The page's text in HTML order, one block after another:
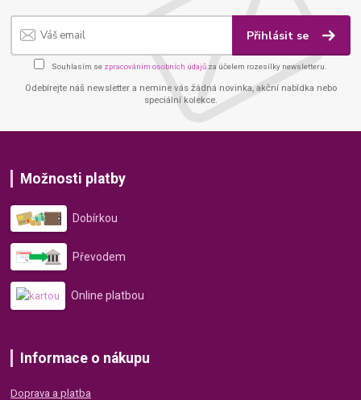
Přihlásit se
Souhlasím se zpracováním osobních údajů za účelem rozesílky newsletteru.
Odebírejte náš newsletter a nemine vás žádná novinka, akční nabídka nebo
speciální kolekce.
Možnosti platby
Dobírkou
Převodem
Online platbou
Informace o nákupu
Doprava a platba